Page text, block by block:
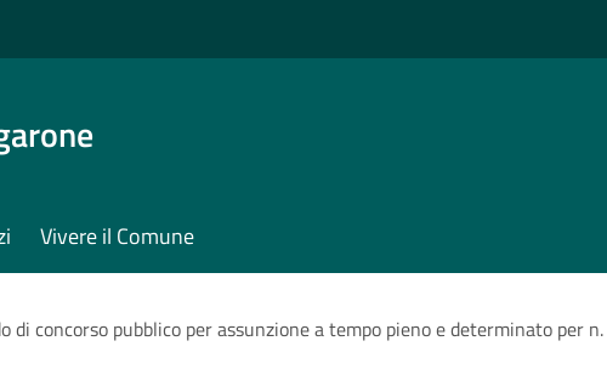
Vivere il Comune
di concorso pubblico per assunzione a tempo pieno e determinato